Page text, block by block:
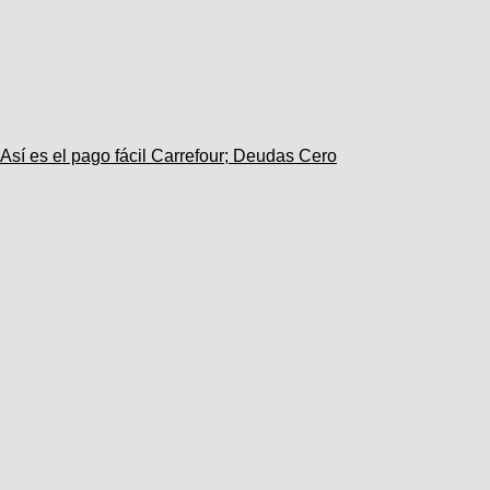
Así es el pago fácil Carrefour; Deudas Cero